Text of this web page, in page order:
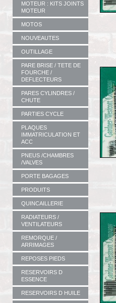
MOTEUR : KITS JOINTS
MOTEUR
MOTOS
NOUVEAUTES
OUTILLAGE
PARE BRISE / TETE DE
FOURCHE /
DEFLECTEURS
PARES CYLINDRES /
CHUTE
PARTIES CYCLE
PLAQUES
IMMATRICULATION ET
ACC
PNEUS /CHAMBRES
/VALVES
PORTE BAGAGES
PRODUITS
QUINCAILLERIE
RADIATEURS /
VENTILATEURS
REMORQUE /
ARRIMAGES
REPOSES PIEDS
RESERVOIRS D
ESSENCE
RESERVOIRS D HUILE